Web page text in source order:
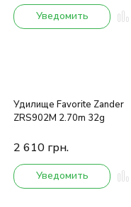
Уведомить
Удилище Favorite Zander
ZRS902M 2.70m 32g
2 610 грн.
Уведомить